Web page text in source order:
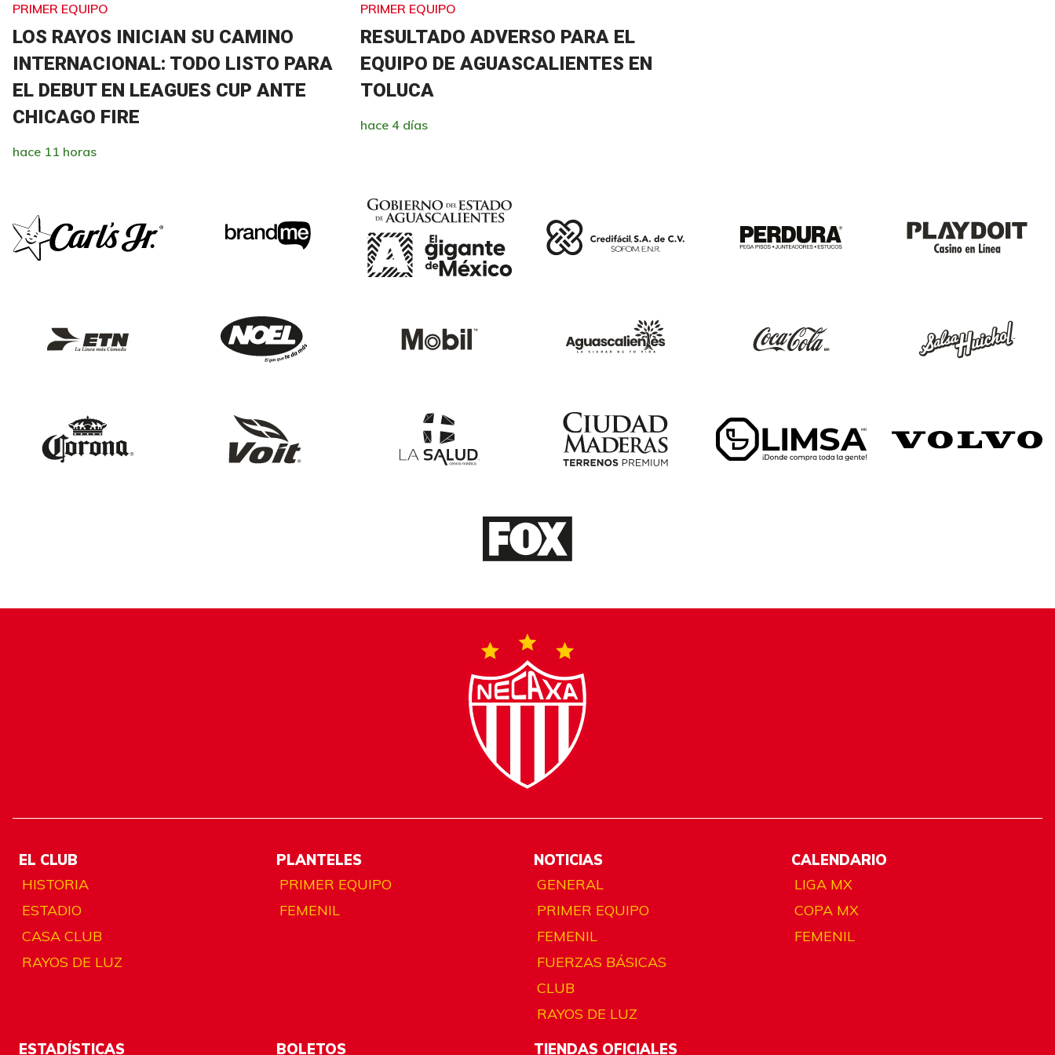
PRIMER EQUIPO
LOS RAYOS INICIAN SU CAMINO
INTERNACIONAL: TODO LISTO PARA
EL DEBUT EN LEAGUES CUP ANTE
CHICAGO FIRE
hace 11 horas
PRIMER EQUIPO
RESULTADO ADVERSO PARA EL
EQUIPO DE AGUASCALIENTES EN
TOLUCA
hace 4 días
EL CLUB
HISTORIA
ESTADIO
CASA CLUB
RAYOS DE LUZ
PLANTELES
PRIMER EQUIPO
FEMENIL
NOTICIAS
GENERAL
PRIMER EQUIPO
FEMENIL
FUERZAS BÁSICAS
CLUB
RAYOS DE LUZ
CALENDARIO
LIGA MX
COPA MX
FEMENIL
ESTADÍSTICAS
BOLETOS
TIENDAS OFICIALES